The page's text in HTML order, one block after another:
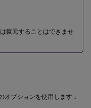
復元することはできませ
オプションを使用します：